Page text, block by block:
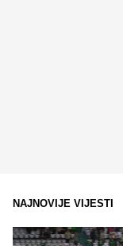
NAJNOVIJE VIJESTI